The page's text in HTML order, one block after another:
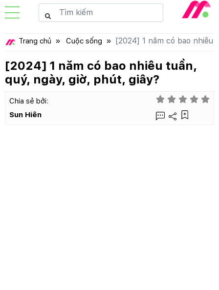
Trang chủ Cuộc sống [2024] 1 năm có bao nhiêu
[2024] 1 năm có bao nhiêu tuần,
quý, ngày, giờ, phút, giây?
Chia sẻ bởi:
Sun Hiên